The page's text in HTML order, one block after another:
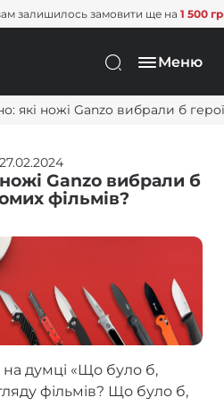
ще на1 500 грн. Не пропустіть цю
Меню
які ножі Ganzo вибрали б
27.02.2024
ножі Ganzo вибрали б
фільмів?
на думці «Що було б,
фільмів? Що було б,